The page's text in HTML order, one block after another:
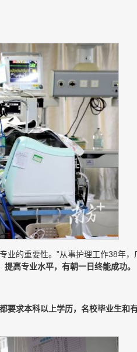
的重要性。”从事护理工作38年
高专业水平，有朝一日终能成功。
要求本科以上学历，名校毕业生和